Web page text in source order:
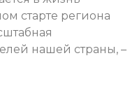
старте региона
нашей страны, –